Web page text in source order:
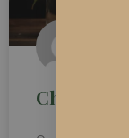
Chanvre